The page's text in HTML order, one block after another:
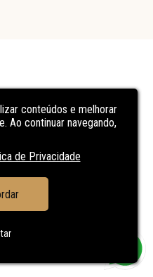
conteúdos e melhorar
Ao continuar navegando,
de Privacidade